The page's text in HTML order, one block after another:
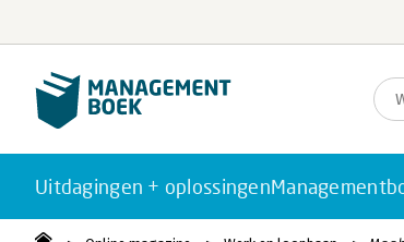
Uitdagingen + oplossingen